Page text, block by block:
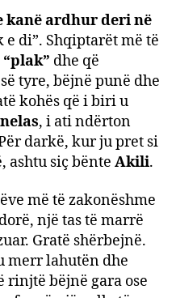
kanë ardhur deri në
e di”. Shqiptarët më të
“plak” dhe që
tyre, bëjnë punë dhe
kohës që i biri u
, i ati ndërton
darkë, kur ju pret si
ashtu siç bënte Akili.
më të zakonëshme
një tas të marrë
Gratë shërbejnë.
merr lahutën dhe
rinjtë bëjnë gara ose